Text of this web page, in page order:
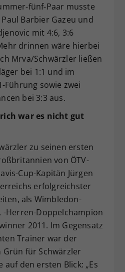
fünf-Paar musste
Barbier Gazeu und
mit 4:6, 3:6
drinnen wäre hierbei
Mrva/Schwärzler ließen
bei 1:1 und im
Führung sowie zwei
bei 3:3 aus.
war es nicht gut
zu seinen ersten
von ÖTV-
Cup-Kapitän Jürgen
erfolgreichster
als Wimbledon-
-Herren-Doppelchampion
2011. Im Gegensatz
Trainer war der
für Schwärzler
auf den ersten Blick: „Es